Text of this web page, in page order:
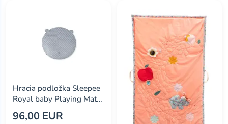
Hracia podložka Sleepee
Royal baby Playing Mat
sivá
96,00 EUR